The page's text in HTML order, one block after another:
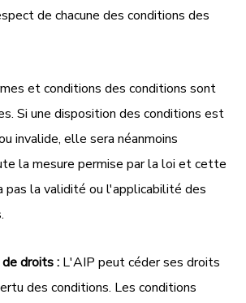
de chacune des conditions des
et conditions des conditions sont
Si une disposition des conditions est
invalide, elle sera néanmoins
la mesure permise par la loi et cette
pas la validité ou l'applicabilité des
droits : L'AIP peut céder ses droits
des conditions. Les conditions